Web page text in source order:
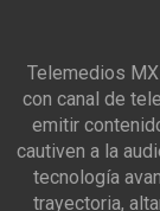
Telemedios
con canal de
emitir
cautiven a la
tecnología
trayectoria,